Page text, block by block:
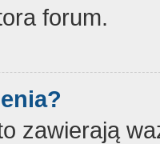
forum.
zawierają